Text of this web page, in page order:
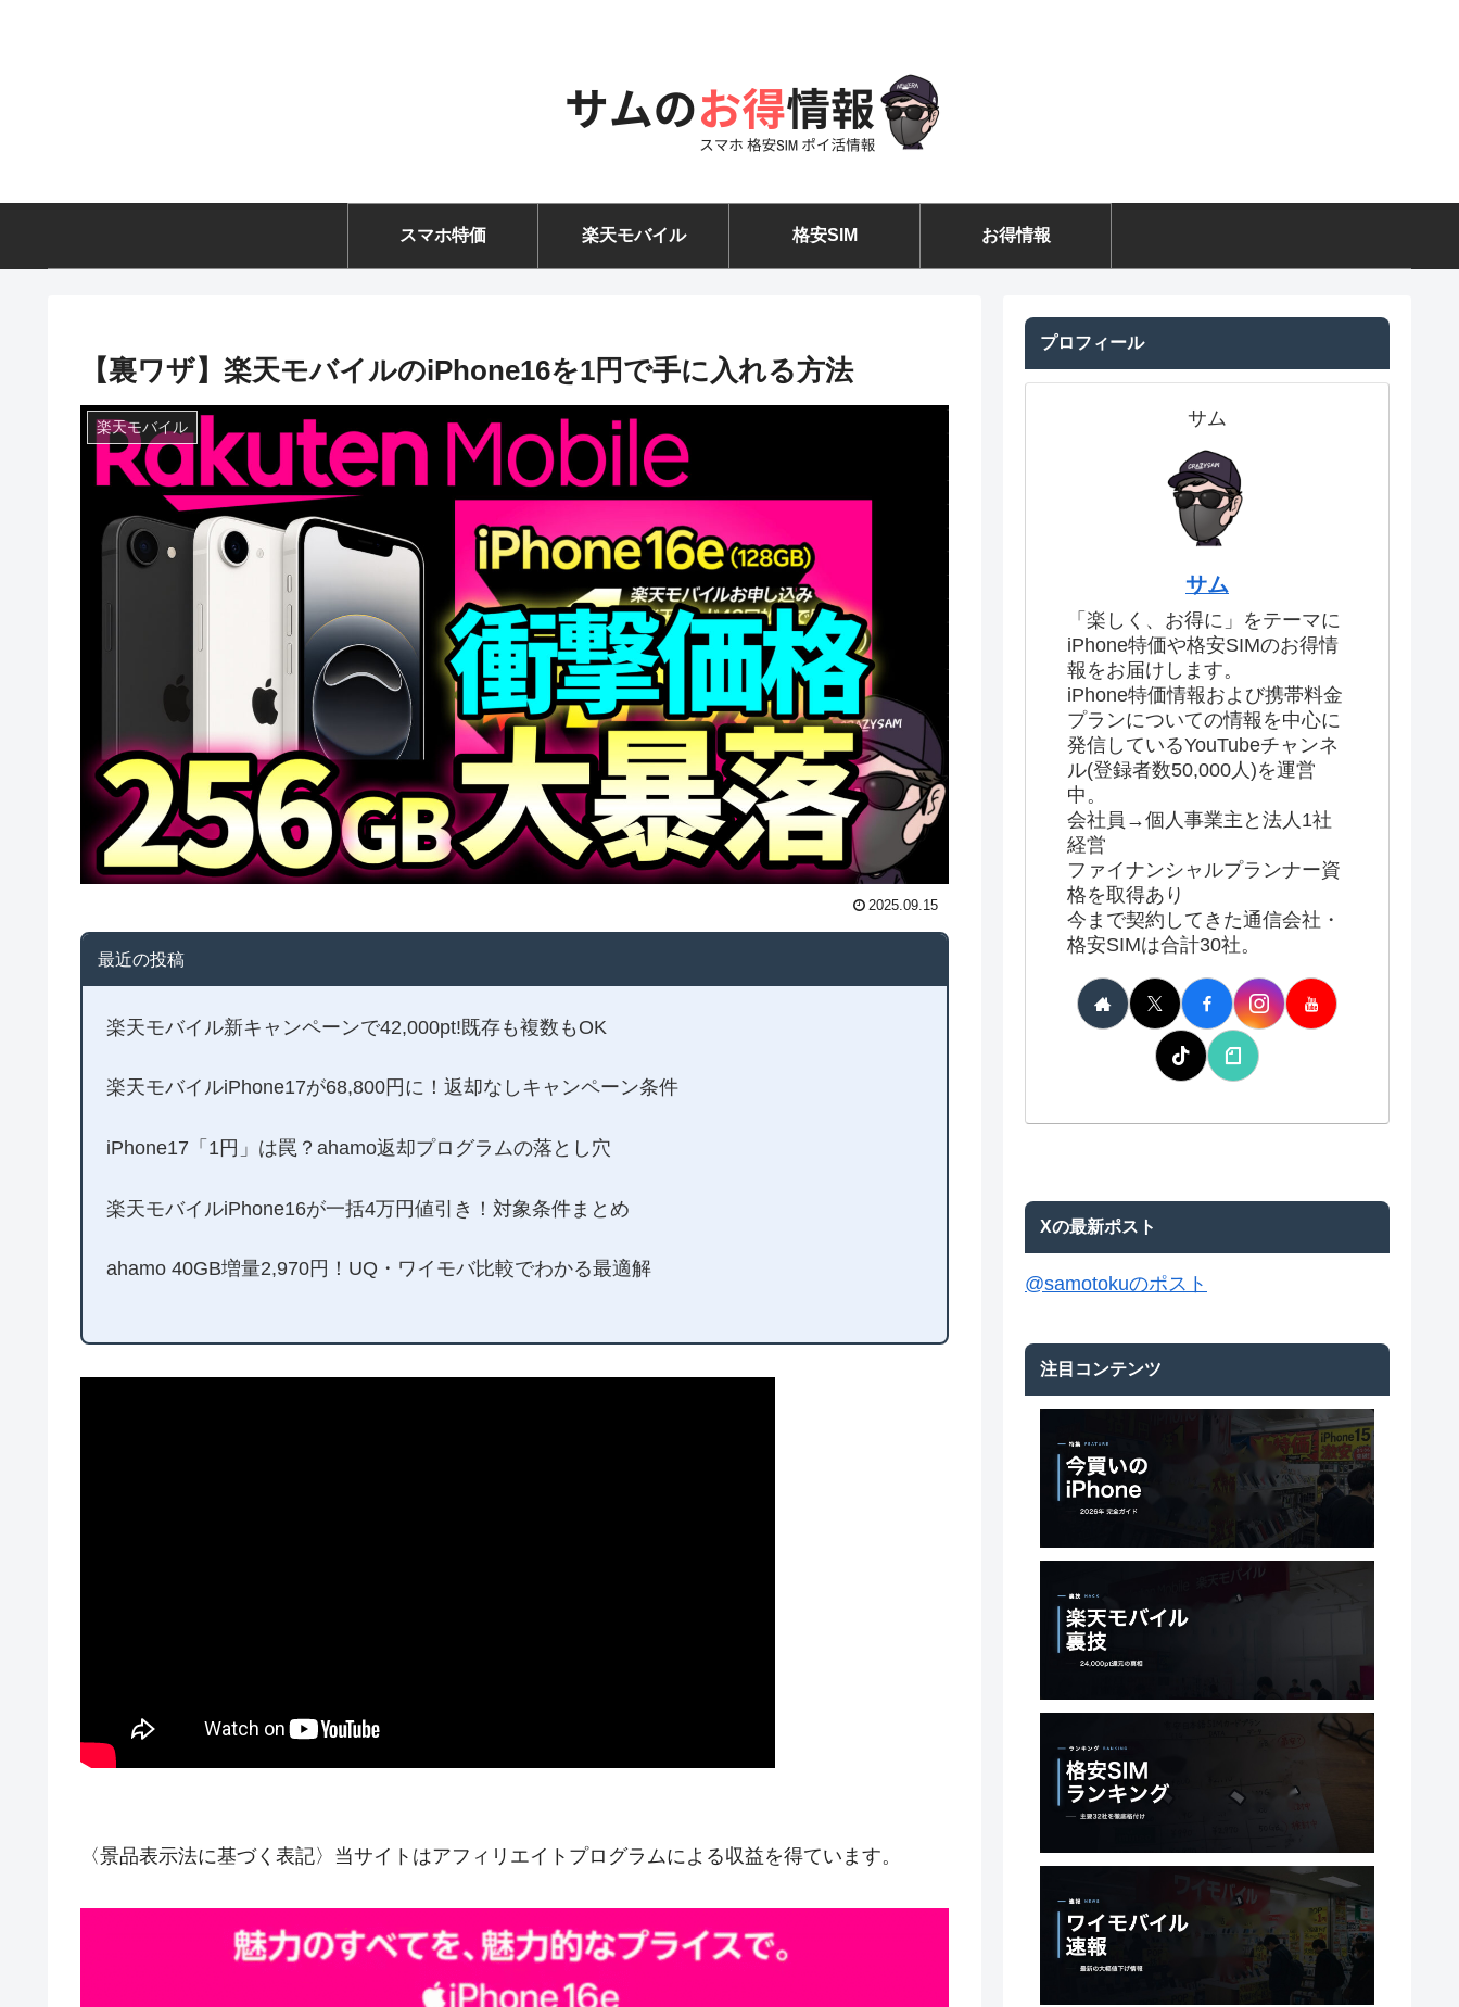
スマホ特価 楽天モバイル 格安SIM お得情報
【裏ワザ】楽天モバイルのiPhone16を1円で手に入れる方法
楽天モバイル
2025.09.15
最近の投稿
楽天モバイル新キャンペーンで42,000pt!既存も複数もOK
楽天モバイルiPhone17が68,800円に！返却なしキャンペーン条件
iPhone17「1円」は罠？ahamo返却プログラムの落とし穴
楽天モバイルiPhone16が一括4万円値引き！対象条件まとめ
ahamo 40GB増量2,970円！UQ・ワイモバ比較でわかる最適解
〈景品表示法に基づく表記〉当サイトはアフィリエイトプログラムによる収益を得ています。
プロフィール
サム
サム
「楽しく、お得に」をテーマに
iPhone特価や格安SIMのお得情
報をお届けします。
iPhone特価情報および携帯料金
プランについての情報を中心に
発信しているYouTubeチャンネ
ル(登録者数50,000人)を運営
中。
会社員→個人事業主と法人1社
経営
ファイナンシャルプランナー資
格を取得あり
今まで契約してきた通信会社・
格安SIMは合計30社。
Xの最新ポスト
@samotokuのポスト
注目コンテンツ